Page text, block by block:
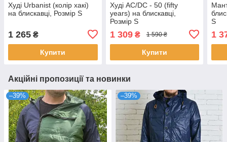
Худі Urbanist (колір хакі)
на блискавці, Розмір S
1 265 ₴
Купити
Худі AC/DC - 50 (fifty
years) на блискавці,
Розмір S
1 309₴ 1 590 ₴
Купити
S
1
Акційні пропозиції та новинки
–39% –39%